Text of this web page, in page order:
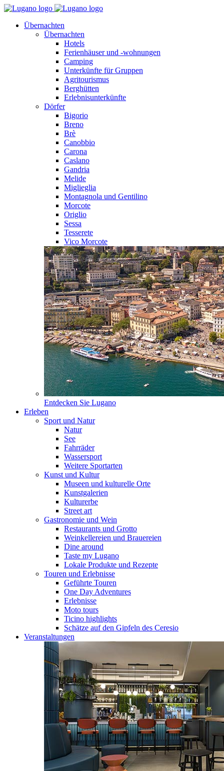
Übernachten
Übernachten
Hotels
Ferienhäuser und -wohnungen
Camping
Unterkünfte für Gruppen
Agritourismus
Berghütten
Erlebnisunterkünfte
Dörfer
Bigorio
Breno
Brè
Canobbio
Carona
Caslano
Gandria
Melide
Miglieglia
Montagnola und Gentilino
Morcote
Origlio
Sessa
Tesserete
Vico Morcote
Entdecken Sie Lugano
Erleben
Sport und Natur
Natur
See
Fahrräder
Wassersport
Weitere Sportarten
Kunst und Kultur
Museen und kulturelle Orte
Kunstgalerien
Kulturerbe
Street art
Gastronomie und Wein
Restaurants und Grotto
Weinkellereien und Brauereien
Dine around
Taste my Lugano
Lokale Produkte und Rezepte
Touren und Erlebnisse
Geführte Touren
One Day Adventures
Erlebnisse
Moto tours
Ticino highlights
Schätze auf den Gipfeln des Ceresio
Veranstaltungen